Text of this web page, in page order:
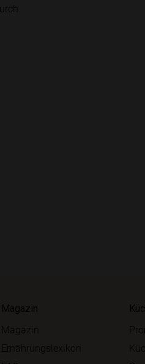
Magazin
Magazin
Ernährungslexikon